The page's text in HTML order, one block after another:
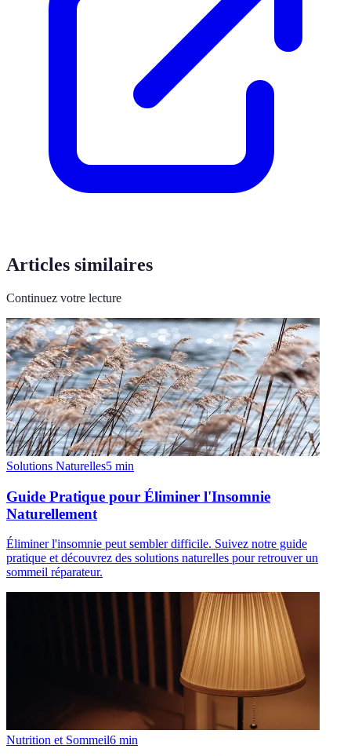
Articles similaires
Continuez votre lecture
Solutions Naturelles5 min
Guide Pratique pour Éliminer l'Insomnie
Naturellement
Éliminer l'insomnie peut sembler difficile. Suivez notre guide
pratique et découvrez des solutions naturelles pour retrouver un
sommeil réparateur.
Nutrition et Sommeil6 min